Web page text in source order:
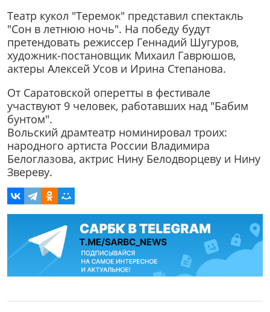
Театр кукол "Теремок" представил спектакль
"Сон в летнюю ночь". На победу будут
претендовать режиссер Геннадий Шугуров,
художник-постановщик Михаил Гаврюшов,
актеры Алексей Усов и Ирина Степанова.
От Саратовской оперетты в фестивале
участвуют 9 человек, работавших над "Бабим
бунтом".
Вольский драмтеатр номинировал троих:
народного артиста России Владимира
Белоглазова, актрис Нину Белодворцеву и Нину
Звереву.